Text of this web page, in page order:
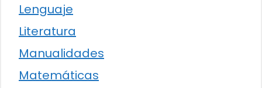
Lenguaje
Literatura
Manualidades
Matemáticas